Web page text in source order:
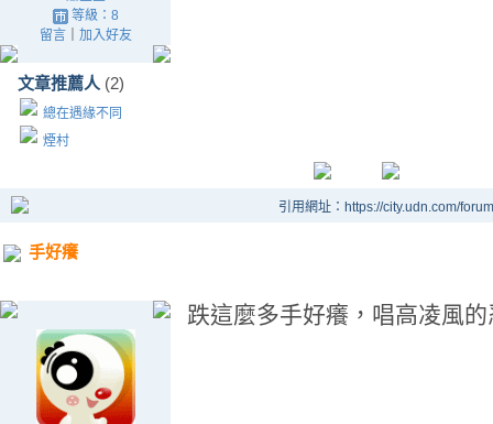
等級：8
留言｜ 加入好友
文章推薦人 (2)
總在遇緣不同
煙村
引用網址：https://city.udn.com/
手好癢
跌這麼多手好癢，唱高凌風